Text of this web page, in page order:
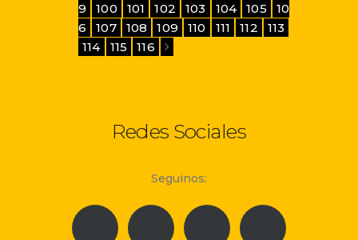
9
100 101 102 103 104 105
10
6
107 108 109 110 111 112
113
114
115 116
Redes Sociales
Seguinos: